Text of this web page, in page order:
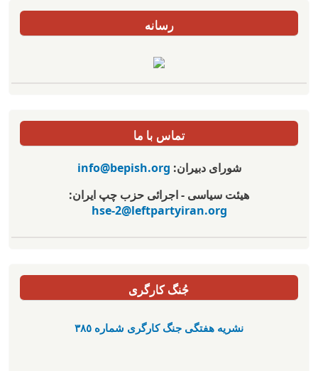
رسانه
تماس با ما
شورای دبیران:info@bepish.org
هیئت سیاسی - اجرائی حزب چپ ایران:
hse-2@leftpartyiran.org
جُنگ کارگری
نشریە هفتگی جنگ کارگری شمارە ٣٨٥